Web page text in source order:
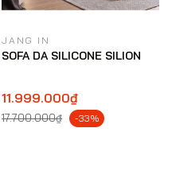
JANG IN
SOFA DA SILICONE SILION
11.999.000₫
17.700.000₫ -33%